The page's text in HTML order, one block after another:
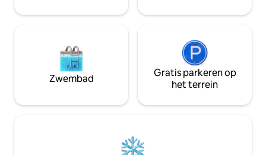
Zwembad
Gratis parkeren op
het terrein